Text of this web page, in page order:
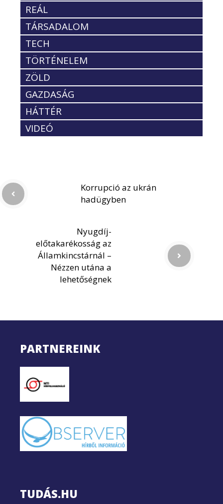
REÁL
TÁRSADALOM
TECH
TÖRTÉNELEM
ZÖLD
GAZDASÁG
HÁTTÉR
VIDEÓ
Korrupció az ukrán
hadügyben
Nyugdíj-
előtakarékosság az
Államkincstárnál –
Nézzen utána a
lehetőségnek
PARTNEREINK
TUDÁS.HU